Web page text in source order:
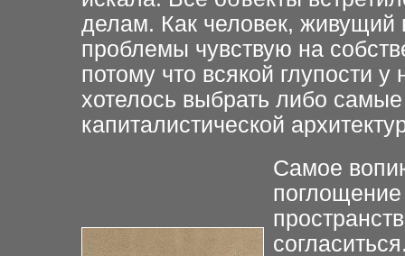
делам. Как человек, живущий
проблемы чувствую на
потому что всякой глупости у
хотелось выбрать либо
капиталистической
Самое
поглощение